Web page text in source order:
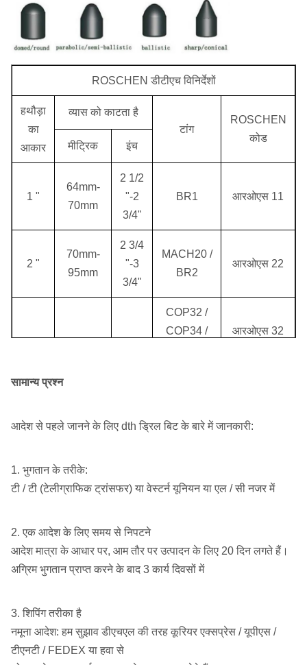
ROSCHEN डीटीएच विनिर्देशों
हथौड़ा
का
आकार
व्यास को काटता है
टांग
ROSCHEN
कोड
मीट्रिक इंच
1 "
64mm-
70mm
2 1/2
"-2
3/4"
BR1 आरओएस 11
2 "
70mm-
95mm
2 3/4
"-3
3/4"
MACH20 /
BR2
आरओएस 22
COP32 /
COP34 /
आरओएस 32
4 "
105mm-
152mm
MACH44
5 "
133mm-
1/2"
COP54 /
SD5 / M50
सामान्य प्रश्न
आदेश से पहले जानने के लिए dth ड्रिल बिट के बारे में जानकारी:
1. भुगतान के तरीके:
टी / टी (टेलीग्राफिक ट्रांसफर) या वेस्टर्न यूनियन या एल / सी नजर में
2. एक आदेश के लिए समय से निपटने
आदेश मात्रा के आधार पर, आम तौर पर उत्पादन के लिए 20 दिन लगते हैं।
अग्रिम भुगतान प्राप्त करने के बाद 3 कार्य दिवसों में
3. शिपिंग तरीका है
नमूना आदेश: हम सुझाव डीएचएल की तरह कूरियर एक्सप्रेस / यूपीएस /
टीएनटी / FEDEX या हवा से